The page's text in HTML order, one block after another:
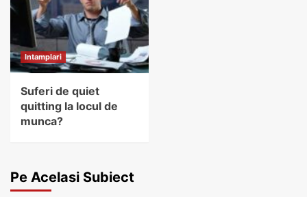
Intamplari
Suferi de quiet
quitting la locul de
munca?
Pe Acelasi Subiect